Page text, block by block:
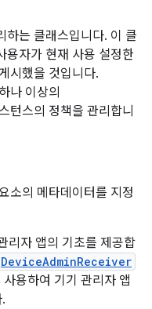
하는 클래스입니다. 이 클
용자가 현재 사용 설정한
시했을 것입니다.
나 이상의
턴스의 정책을 관리합니
소의 메타데이터를 지정
리자 앱의 기초를 제공합
DeviceAdminReceiver
사용하여 기기 관리자 앱